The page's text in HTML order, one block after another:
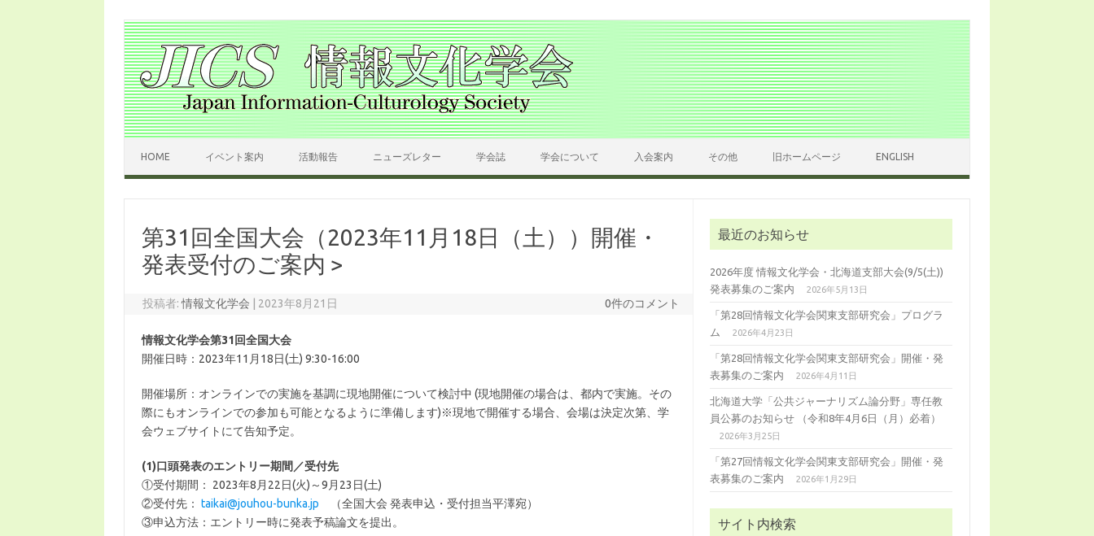
HOME イベント案内 活動報告 ニューズレター 学会誌 学会について 入会案内 その他 旧ホームページ ENGLISH
第31回全国大会（2023年11月18日（土））開催・
発表受付のご案内 >
投稿者:情報文化学会 2023年8月21日 0件のコメント
情報文化学会第31回全国大会
開催日時：2023年11月18日(土) 9:30-16:00
開催場所：オンラインでの実施を基調に現地開催について検討中 (現地開催の場合は、都内で実施。その
際にもオンラインでの参加も可能となるように準備します)※現地で開催する場合、会場は決定次第、学
会ウェブサイトにて告知予定。
(1)口頭発表のエントリー期間／受付先
①受付期間： 2023年8月22日(火)～9月23日(土)
②受付先： taikai@jouhou-bunka.jp （全国大会 発表申込・受付担当平澤宛）
③申込方法：エントリー時に発表予稿論文を提出。
最近のお知らせ
2026年度 情報文化学会・北海道支部大会(9/5(土))
発表募集のご案内
2026年5月13日
「第28回情報文化学会関東支部研究会」プログラ
ム
2026年4月23日
「第28回情報文化学会関東支部研究会」開催・発
表募集のご案内
2026年4月11日
北海道大学「公共ジャーナリズム論分野」専任教
員公募のお知らせ （令和8年4月6日（月）必着）
2026年3月25日
「第27回情報文化学会関東支部研究会」開催・発
表募集のご案内
2026年1月29日
サイト内検索